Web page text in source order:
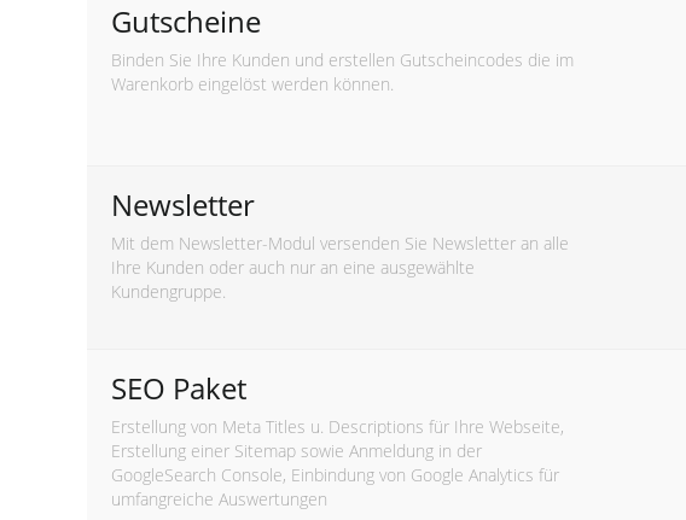
Gutscheine
Binden Sie Ihre Kunden und erstellen Gutscheincodes die im
Warenkorb eingelöst werden können.
Newsletter
Mit dem Newsletter-Modul versenden Sie Newsletter an alle
Ihre Kunden oder auch nur an eine ausgewählte
Kundengruppe.
SEO Paket
Erstellung von Meta Titles u. Descriptions für Ihre Webseite,
Erstellung einer Sitemap sowie Anmeldung in der
GoogleSearch Console, Einbindung von Google Analytics für
umfangreiche Auswertungen